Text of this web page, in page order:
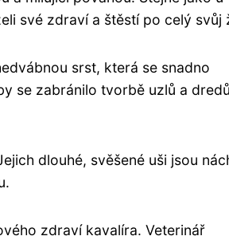
své zdraví a štěstí po celý svůj
srst, která se snadno
se zabránilo tvorbě uzlů a
dlouhé, svěšené uši jsou
zdraví kavalíra. Veterinář